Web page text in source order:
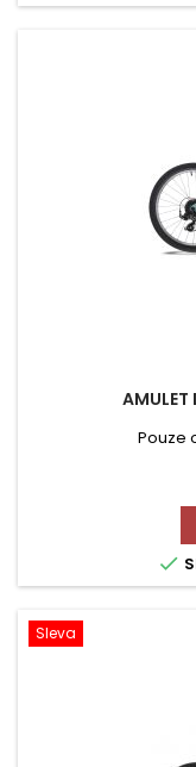
AMULET
Pouze

Sleva